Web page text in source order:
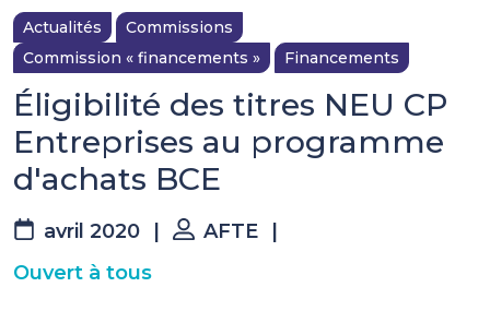
Actualités
Commissions
Commission « financements »
Financements
Éligibilité des titres NEU CP
Entreprises au programme
d'achats BCE
avril 2020 AFTE
Ouvert à tous